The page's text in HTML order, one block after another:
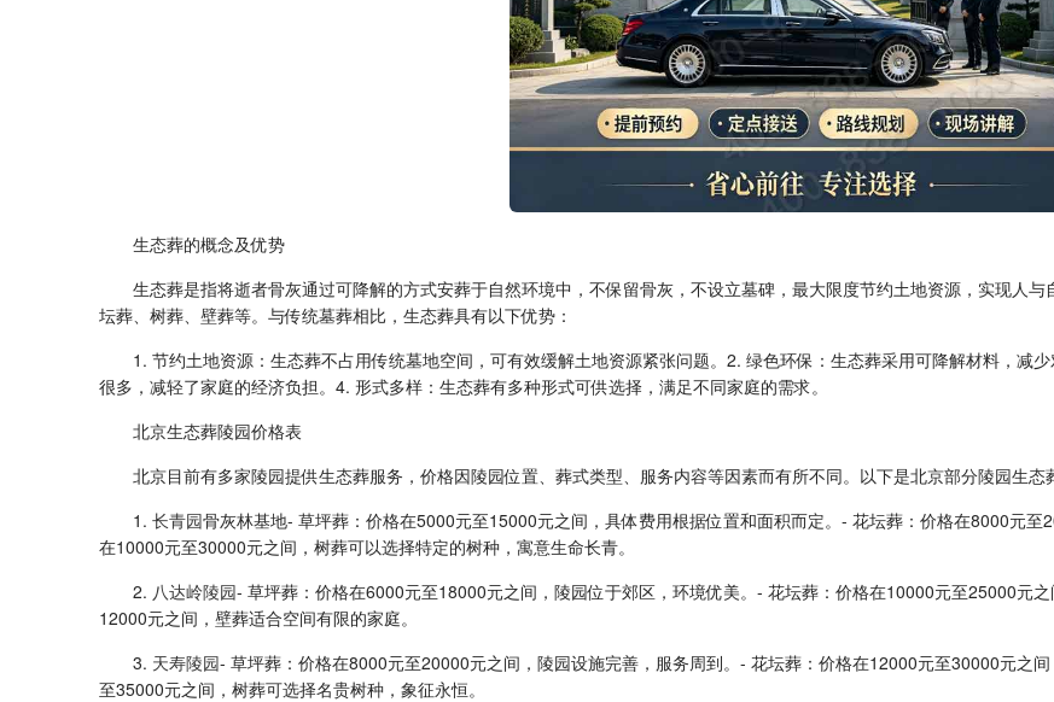
生态葬的概念及优势
生态葬是指将逝者骨灰通过可降解的方式安葬于自然环境中，不保留骨灰，不设立墓碑，最大限度节约土地资源，实现人
坛葬、树葬、壁葬等。与传统墓葬相比，生态葬具有以下优势：
1. 节约土地资源：生态葬不占用传统墓地空间，可有效缓解土地资源紧张问题。2. 绿色环保：生态葬采用可降解材料，减
很多，减轻了家庭的经济负担。4. 形式多样：生态葬有多种形式可供选择，满足不同家庭的需求。
北京生态葬陵园价格表
北京目前有多家陵园提供生态葬服务，价格因陵园位置、葬式类型、服务内容等因素而有所不同。以下是北京部分陵园生态
1. 长青园骨灰林基地- 草坪葬：价格在5000元至15000元之间，具体费用根据位置和面积而定。- 花坛葬：价格在8000元
在10000元至30000元之间，树葬可以选择特定的树种，寓意生命长青。
2. 八达岭陵园- 草坪葬：价格在6000元至18000元之间，陵园位于郊区，环境优美。- 花坛葬：价格在10000元至25000元
12000元之间，壁葬适合空间有限的家庭。
3. 天寿陵园- 草坪葬：价格在8000元至20000元之间，陵园设施完善，服务周到。- 花坛葬：价格在12000元至30000元之
至35000元之间，树葬可选择名贵树种，象征永恒。